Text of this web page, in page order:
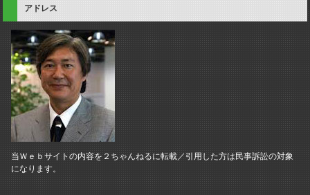
アドレス
当Ｗｅｂサイトの内容を２ちゃんねるに転載／引用した方は民事訴訟の対象
になります。